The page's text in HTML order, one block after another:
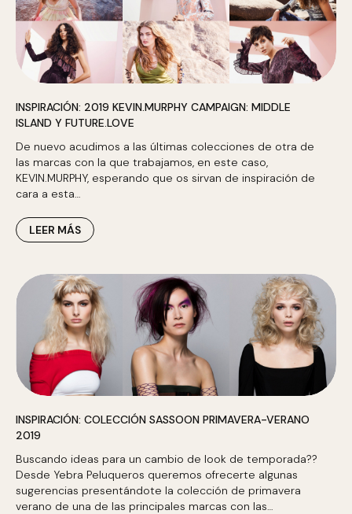
INSPIRACIÓN: 2019 KEVIN.MURPHY CAMPAIGN: MIDDLE
ISLAND Y FUTURE.LOVE
De nuevo acudimos a las últimas colecciones de otra de
las marcas con la que trabajamos, en este caso,
KEVIN.MURPHY, esperando que os sirvan de inspiración de
cara a esta…
LEER MÁS
INSPIRACIÓN: COLECCIÓN SASSOON PRIMAVERA-VERANO
2019
Buscando ideas para un cambio de look de temporada??
Desde Yebra Peluqueros queremos ofrecerte algunas
sugerencias presentándote la colección de primavera
verano de una de las principales marcas con las…